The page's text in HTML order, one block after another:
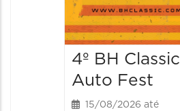
4º BH Classic
Auto Fest
15/08/2026 até